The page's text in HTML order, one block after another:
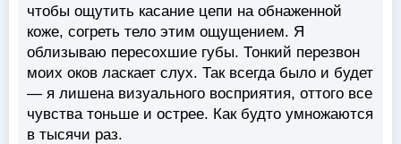
чтобы ощутить касание цепи на обнаженной
коже, согреть тело этим ощущением. Я
облизываю пересохшие губы. Тонкий перезвон
моих оков ласкает слух. Так всегда было и будет
— я лишена визуального восприятия, оттого все
чувства тоньше и острее. Как будто умножаются
в тысячи раз.